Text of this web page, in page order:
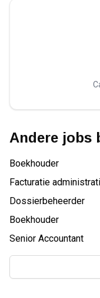
Andere jobs
Boekhouder
Facturatie
Dossierbeheerder
Boekhouder
Senior Accountant